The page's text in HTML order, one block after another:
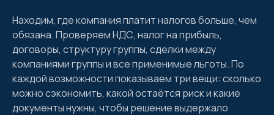
Находим, где компания платит налогов больше, чем
обязана. Проверяем НДС, налог на прибыль,
договоры, структуру группы, сделки между
компаниями группы и все применимые льготы. По
каждой возможности показываем три вещи: сколько
можно сэкономить, какой остаётся риск и какие
документы нужны, чтобы решение выдержало